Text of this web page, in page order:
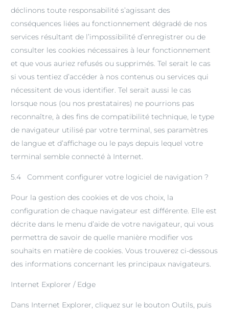
déclinons toute responsabilité s’agissant des
conséquences liées au fonctionnement dégradé de nos
services résultant de l’impossibilité d’enregistrer ou de
consulter les cookies nécessaires à leur fonctionnement
et que vous auriez refusés ou supprimés. Tel serait le cas
si vous tentiez d’accéder à nos contenus ou services qui
nécessitent de vous identifier. Tel serait aussi le cas
lorsque nous (ou nos prestataires) ne pourrions pas
reconnaître, à des fins de compatibilité technique, le type
de navigateur utilisé par votre terminal, ses paramètres
de langue et d’affichage ou le pays depuis lequel votre
terminal semble connecté à Internet.
5.4 Comment configurer votre logiciel de navigation ?
Pour la gestion des cookies et de vos choix, la
configuration de chaque navigateur est différente. Elle est
décrite dans le menu d’aide de votre navigateur, qui vous
permettra de savoir de quelle manière modifier vos
souhaits en matière de cookies. Vous trouverez ci-dessous
des informations concernant les principaux navigateurs.
Internet Explorer / Edge
Dans Internet Explorer, cliquez sur le bouton Outils, puis